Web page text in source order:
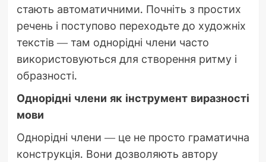
стають автоматичними. Почніть з простих
речень і поступово переходьте до художніх
текстів — там однорідні члени часто
використовуються для створення ритму і
образності.
Однорідні члени як інструмент виразності
мови
Однорідні члени — це не просто граматична
конструкція. Вони дозволяють автору